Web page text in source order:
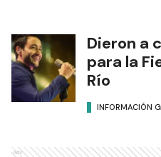
Dieron a
para la
Río
INFORMACIÓN
Ads